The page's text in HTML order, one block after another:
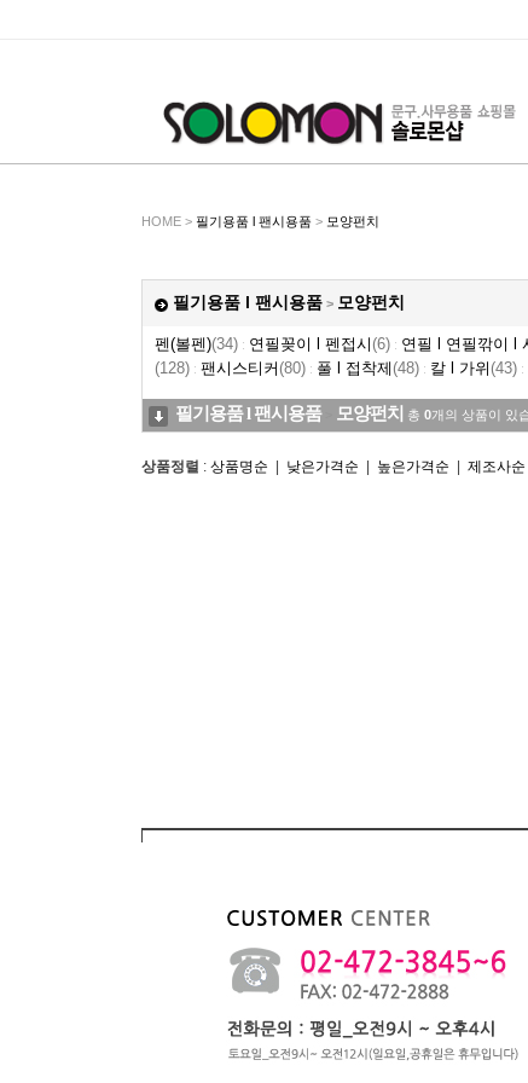
HOME > 필기용품 l 팬시용품 > 모양펀치
필기용품 l 팬시용품 > 모양펀치
펜(볼펜)(34) : 연필꽂이 l 펜접시 (6) : 연필 l 연필깎이 l
(128) : 팬시스티커 (80) : 풀 l 접착제 (48) : 칼 l 가위 (43) :
필기용품 l 팬시용품> 모양펀치 총 0개의 상품이 있
상품정렬 : 상품명순 낮은가격순 높은가격순 제조사순